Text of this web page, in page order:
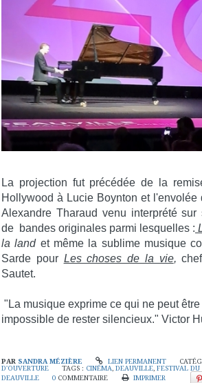
La projection fut précédée de la
Hollywood à Lucie Boynton et l'envolée
Alexandre Tharaud venu interprété sur
de bandes originales parmi lesquelles :
la landet même la sublime musique
Sarde pour Les choses de la vie,
Sautet.
"La musique exprime ce qui ne peut
impossible de rester silencieux." Victor
PAR SANDRA MÉZIÈRE LIEN PERMANENT
D'OUVERTURE TAGS : CINÉMA ,DEAUVILLE ,FESTIVAL
DEAUVILLE
0 COMMENTAIRE IMPRIMER